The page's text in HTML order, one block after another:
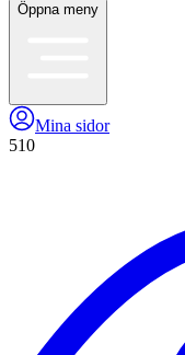
Öppna meny
Mina sidor
510